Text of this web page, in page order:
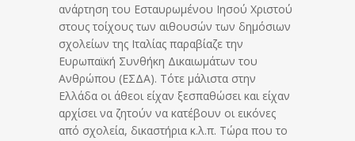
ανάρτηση του Εσταυρωμένου Ιησού Χριστού
στους τοίχους των αιθουσών των δημόσιων
σχολείων της Ιταλίας παραβίαζε την
Ευρωπαϊκή Συνθήκη Δικαιωμάτων του
Ανθρώπου (ΕΣΔΑ). Τότε μάλιστα στην
Ελλάδα οι άθεοι είχαν ξεσπαθώσει και είχαν
αρχίσει να ζητούν να κατέβουν οι εικόνες
από σχολεία, δικαστήρια κ.λ.π. Τώρα που το